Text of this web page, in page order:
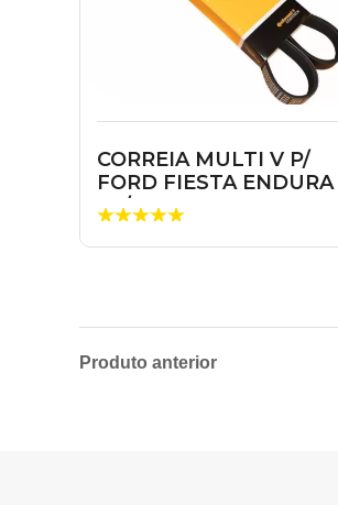
CORREIA MULTI V P/
FORD FIESTA ENDURA
96/…
Produto anterior